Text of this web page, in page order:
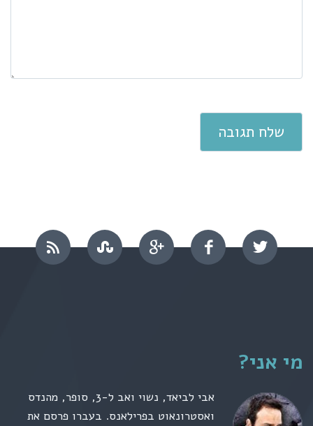
מי אני?
אבי לביאד, נשוי ואב ל-3, סופר, מהנדס
ואסטרונאוט בפרילאנס. בעברו פרסם את